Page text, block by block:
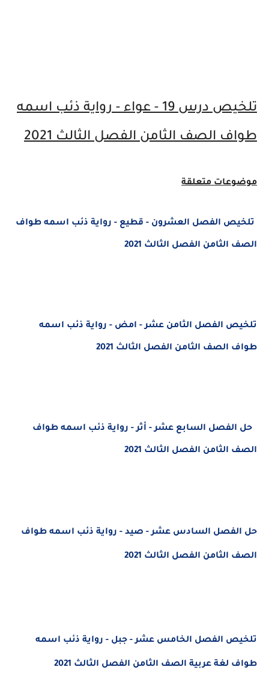
تلخيص درس 19 - عواء - رواية ذئب اسمه
طواف الصف الثامن الفصل الثالث 2021
موضوعات متعلقة
تلخيص الفصل العشرون - قطيع - رواية ذئب اسمه طواف
الصف الثامن الفصل الثالث 2021
تلخيص الفصل الثامن عشر - امض - رواية ذئب اسمه
طواف الصف الثامن الفصل الثالث 2021
حل الفصل السابع عشر - أثر - رواية ذئب اسمه طواف
الصف الثامن الفصل الثالث 2021
حل الفصل السادس عشر - صيد - رواية ذئب اسمه طواف
الصف الثامن الفصل الثالث 2021
تلخيص الفصل الخامس عشر - جبل - رواية ذئب اسمه
طواف لغة عربية الصف الثامن الفصل الثالث 2021